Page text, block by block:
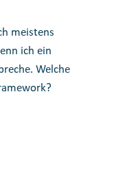
meistens
ich ein
Welche